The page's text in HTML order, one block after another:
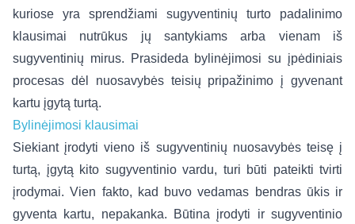
kuriose yra sprendžiami sugyventinių turto padalinimo
klausimai nutrūkus jų santykiams arba vienam iš
sugyventinių mirus. Prasideda bylinėjimosi su įpėdiniais
procesas dėl nuosavybės teisių pripažinimo į gyvenant
kartu įgytą turtą.
Bylinėjimosi klausimai
Siekiant įrodyti vieno iš sugyventinių nuosavybės teisę į
turtą, įgytą kito sugyventinio vardu, turi būti pateikti tvirti
įrodymai. Vien fakto, kad buvo vedamas bendras ūkis ir
gyventa kartu, nepakanka. Būtina įrodyti ir sugyventinio